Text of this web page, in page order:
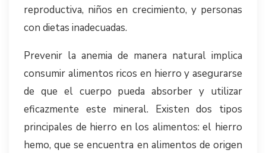
reproductiva, niños en crecimiento, y personas
con dietas inadecuadas.
Prevenir la anemia de manera natural implica
consumir alimentos ricos en hierro y asegurarse
de que el cuerpo pueda absorber y utilizar
eficazmente este mineral. Existen dos tipos
principales de hierro en los alimentos: el hierro
hemo, que se encuentra en alimentos de origen